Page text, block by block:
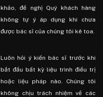
khảo, đề nghị Quý khách hàng
không tự ý áp dụng khi chưa
được bác sĩ của chúng tôi kê toa.
Luôn hỏi ý kiến ​​bác sĩ trước khi
bắt đầu bất kỳ liệu trình điều trị
hoặc liệu pháp nào. Chúng tôi
không chịu trách nhiệm về các